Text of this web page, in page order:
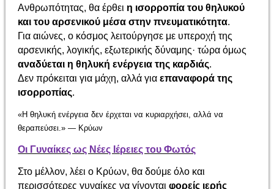
Ανθρωπότητας, θα έρθει η ισορροπία του θηλυκού
και του αρσενικού μέσα στην πνευματικότητα.
Για αιώνες, ο κόσμος λειτούργησε με υπεροχή της
αρσενικής, λογικής, εξωτερικής δύναμης· τώρα όμως
αναδύεται η θηλυκή ενέργεια της καρδιάς.
Δεν πρόκειται για μάχη, αλλά γιαεπαναφορά της
ισορροπίας.
«Η θηλυκή ενέργεια δεν έρχεται να κυριαρχήσει, αλλά να
θεραπεύσει.» — Κρύων
Οι Γυναίκες ως Νέες Ιέρειες του Φωτός
Στο μέλλον, λέει ο Κρύων, θα δούμε όλο και
περισσότερες γυναίκες να γίνονταιφορείς ιερής